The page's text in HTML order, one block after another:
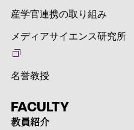
産学官連携の取り組み
メディアサイエンス研究所
名誉教授
FACULTY
教員紹介